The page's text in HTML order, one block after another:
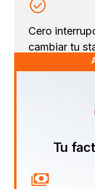
Cero
cambiar tu
Tu